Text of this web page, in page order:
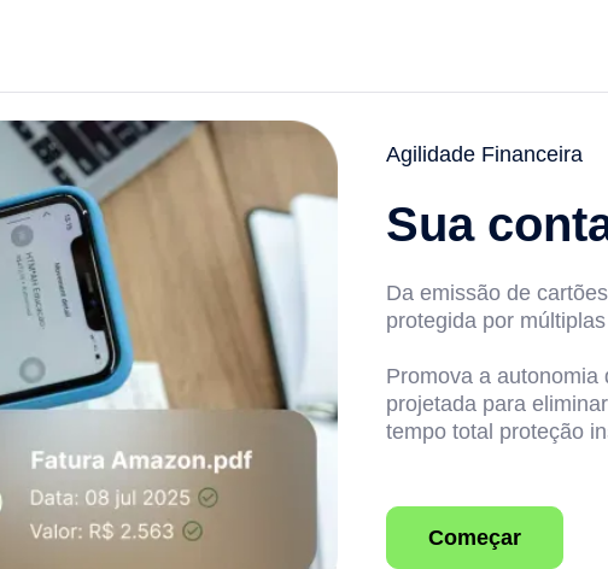
Agilidade Financeira
Sua
Da emissão de
protegida por
Promova a autonomia
projetada para
tempo total proteção
Começar